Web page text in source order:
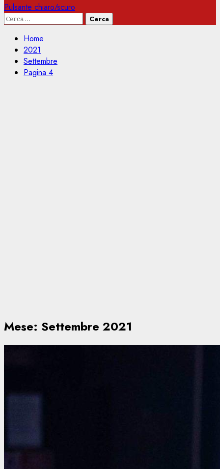
Pulsante chiaro/scuro
Ricerca
Home
2021
Settembre
Pagina 4
Mese: Settembre 2021